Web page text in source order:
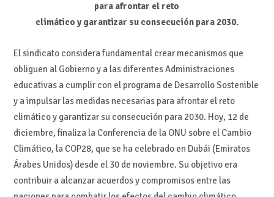
para afrontar el reto
climático y garantizar su consecución para 2030.
El sindicato considera fundamental crear mecanismos que
obliguen al Gobiernoy a las diferentesAdministraciones
educativas a cumplir con el programa de Desarrollo Sostenible
y a impulsar las medidas necesarias para afrontar el reto
climático y garantizar su consecución para 2030. Hoy, 12 de
diciembre, finaliza la Conferencia de la ONU sobre el Cambio
Climático, la COP28, que se ha celebrado en Dubái (Emiratos
Árabes Unidos) desde el 30 de noviembre. Su objetivo era
contribuir a alcanzar acuerdos y compromisos entre las